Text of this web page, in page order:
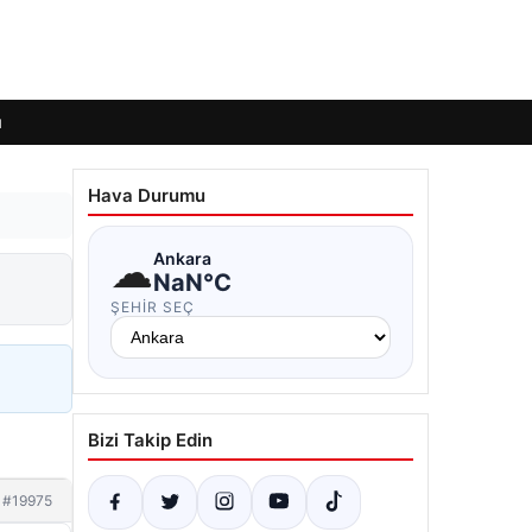
#19975
Hava Durumu
☁Ankara
NaN°C
ŞEHIR SEÇ
Bizi Takip Edin